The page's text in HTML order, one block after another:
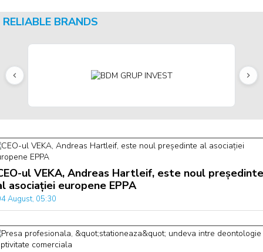
RELIABLE BRANDS
ul VEKA, Andreas Hartleif, este noul președinte
asociației europene EPPA
August, 05:30